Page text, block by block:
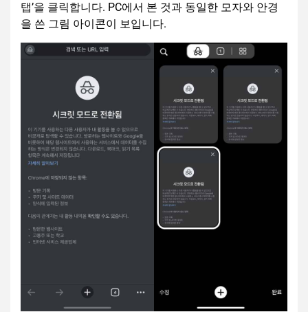
탭’을 클릭합니다. PC에서 본 것과 동일한 모자와 안경
을 쓴 그림 아이콘이 보입니다.